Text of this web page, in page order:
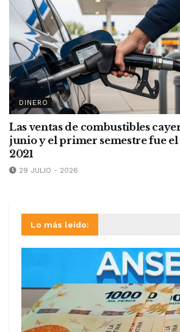
DINERO
Las ventas de combustibles
junio y el primer semestre fue el
2021
29 JULIO - 2026
Lo más leído: